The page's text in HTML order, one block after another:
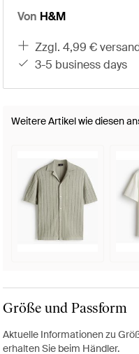
Von H&M
zzgl. 4,99 €
3-5 business days
Weitere Artikel wie diesen
Größe und Passform
Aktuelle Informationen zu
erhalten Sie beim Händler.